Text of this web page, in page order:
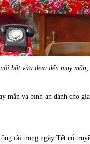
bật vừa đem đến may
và bình an dành cho
rãi trong ngày Tết cổ